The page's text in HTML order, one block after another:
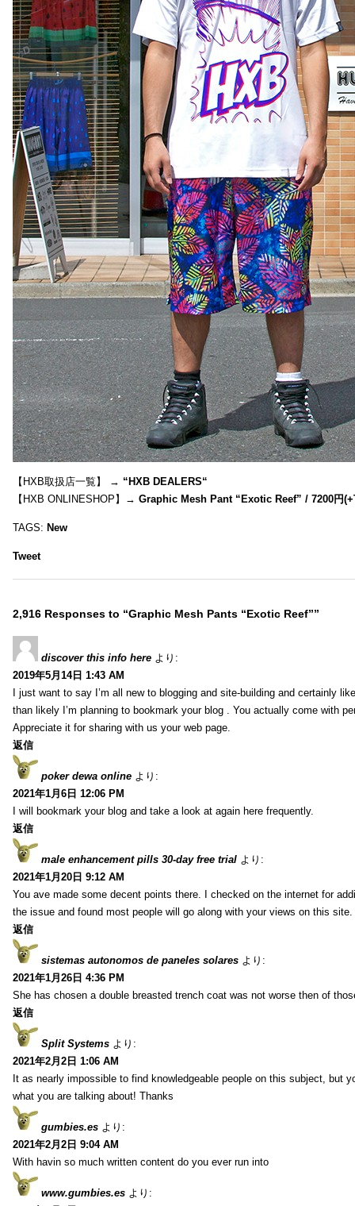
【HXB取扱店一覧】 → “HXB DEALERS“
【HXB ONLINESHOP】→ Graphic Mesh Pant “Exotic Reef” / 7200円
TAGS: New
Tweet
2,916 Responses to “Graphic Mesh Pants “Exotic Reef””
discover this info here より:
2019年5月14日 1:43 AM
I just want to say I’m all new to blogging and site-building and certainly
than likely I’m planning to bookmark your blog . You actually come with
Appreciate it for sharing with us your web page.
返信
poker dewa online より:
2021年1月6日 12:06 PM
I will bookmark your blog and take a look at again here frequently.
返信
male enhancement pills 30-day free trial より:
2021年1月20日 9:12 AM
You ave made some decent points there. I checked on the internet for
the issue and found most people will go along with your views on this site.
返信
sistemas autonomos de paneles solares より:
2021年1月26日 4:36 PM
She has chosen a double breasted trench coat was not worse then of
返信
Split Systems より:
2021年2月2日 1:06 AM
It as nearly impossible to find knowledgeable people on this subject, but
what you are talking about! Thanks
gumbies.es より:
2021年2月2日 9:04 AM
With havin so much written content do you ever run into
www.gumbies.es より: